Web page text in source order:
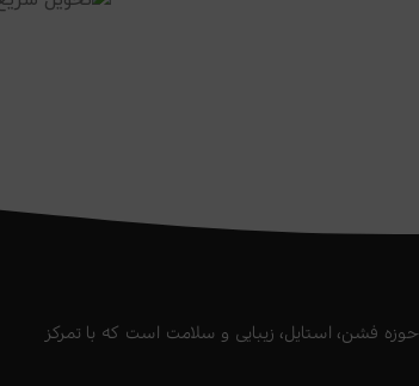
فشن، استایل، زیبایی و سلامت است که با تمرکز